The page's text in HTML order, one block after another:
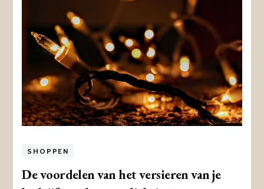
SHOPPEN
De voordelen van het versieren van je